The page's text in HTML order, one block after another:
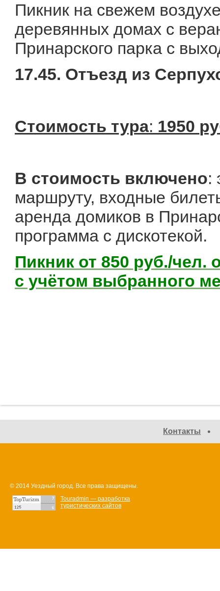
Пикник на свежем
деревянных домах с
Принарского парка с
17.45. Отъезд из
Стоимость тура: 1950
В стоимость включено:
маршруту, входные
аренда домиков в
программа с дискотекой.
Пикник от 850 руб./чел.
с учётом выбранного
Контакты
© 2014 Уездный город. Все права защищены.
Touradmin — разработка
туристических сайтов